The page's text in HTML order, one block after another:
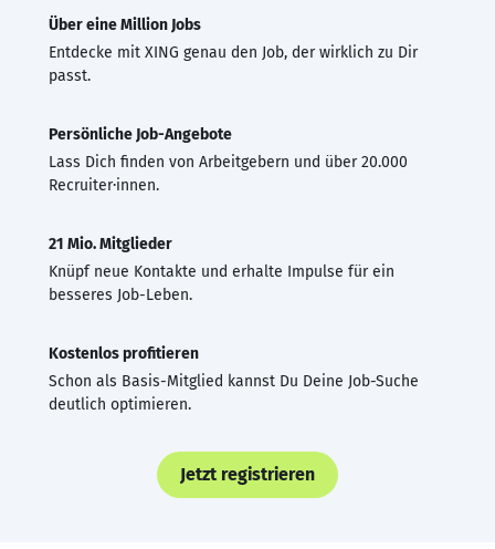
Über eine Million Jobs
Entdecke mit XING genau den Job, der wirklich zu Dir
passt.
Persönliche Job-Angebote
Lass Dich finden von Arbeitgebern und über 20.000
Recruiter·innen.
21 Mio. Mitglieder
Knüpf neue Kontakte und erhalte Impulse für ein
besseres Job-Leben.
Kostenlos profitieren
Schon als Basis-Mitglied kannst Du Deine Job-Suche
deutlich optimieren.
Jetzt registrieren